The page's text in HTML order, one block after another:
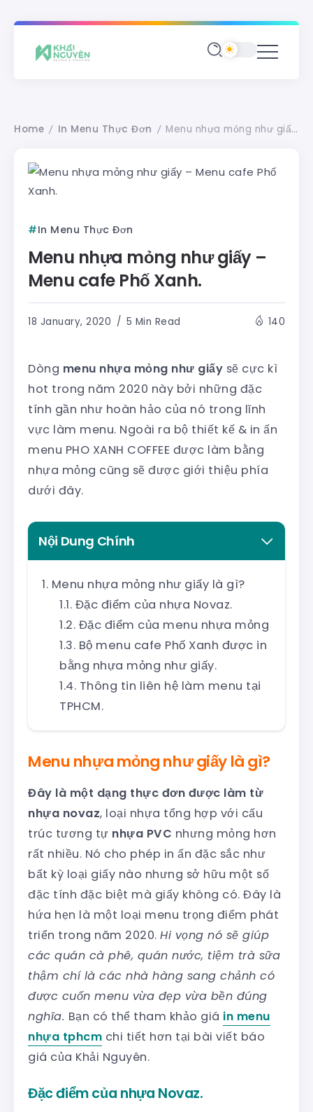
Home / In Menu Thực Đơn / Menu nhựa mỏng như giấy – Menu cafe Phố Xanh.
In Menu Thực Đơn
Menu nhựa mỏng như giấy –
Menu cafe Phố Xanh.
18 January, 2020 5 Min Read 140
Dòng menu nhựa mỏng như giấy sẽ cực kì
hot trong năm 2020 này bởi những đặc
tính gần như hoàn hảo của nó trong lĩnh
vực làm menu. Ngoài ra bộ thiết kế & in ấn
menu PHO XANH COFFEE được làm bằng
nhựa mỏng cũng sẽ được giới thiệu phía
dưới đây.
Nội Dung Chính
Menu nhựa mỏng như giấy là gì?
Đặc điểm của nhựa Novaz.
Đặc điểm của menu nhựa mỏng
Bộ menu cafe Phố Xanh được in
bằng nhựa mỏng như giấy.
Thông tin liên hệ làm menu tại
TPHCM.
Menu nhựa mỏng như giấy là gì?
Đây là một dạng thực đơn được làm từ
nhựa novaz, loại nhựa tổng hợp với cấu
trúc tương tự nhựa PVC nhưng mỏng hơn
rất nhiều. Nó cho phép in ấn đặc sắc như
bất kỳ loại giấy nào nhưng sở hữu một số
đặc tính đặc biệt mà giấy không có. Đây là
hứa hẹn là một loại menu trọng điểm phát
triển trong năm 2020. Hi vọng nó sẽ giúp
các quán cà phê, quán nước, tiệm trà sữa
thậm chí là các nhà hàng sang chảnh có
được cuốn menu vừa đẹp vừa bền đúng
nghĩa. Bạn có thể tham khảo giá in menu
nhựa tphcm chi tiết hơn tại bài viết báo
giá của Khải Nguyên.
Đặc điểm của nhựa Novaz.